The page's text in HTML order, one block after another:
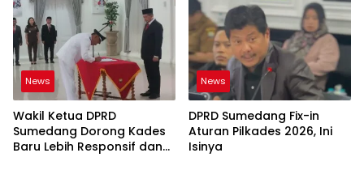
News
Wakil Ketua DPRD
Sumedang Dorong Kades
Baru Lebih Responsif dan
News
DPRD Sumedang Fix-in
Aturan Pilkades 2026, Ini
Isinya